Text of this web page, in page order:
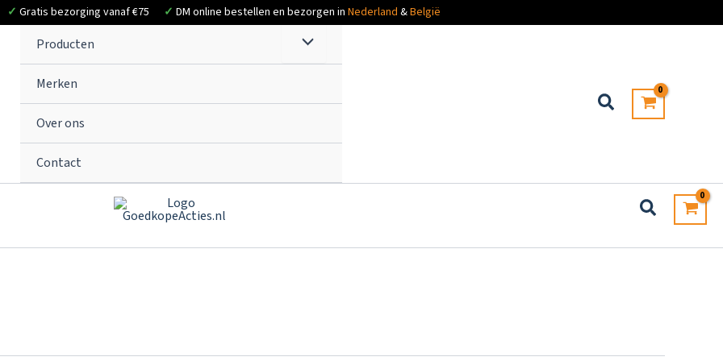
✓ Gratis bezorging vanaf €75 ✓ DM online bestellen en bezorgen in Nederland &België
Producten
Merken
Over ons
Contact